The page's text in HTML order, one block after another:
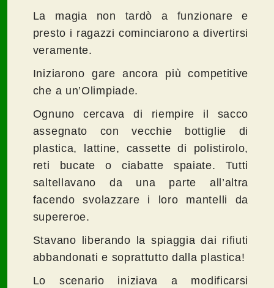
La magia non tardò a funzionare e
presto i ragazzi cominciarono a divertirsi
veramente.
Iniziarono gare ancora più competitive
che a un’Olimpiade.
Ognuno cercava di riempire il sacco
assegnato con vecchie bottiglie di
plastica, lattine, cassette di polistirolo,
reti bucate o ciabatte spaiate. Tutti
saltellavano da una parte all’altra
facendo svolazzare i loro mantelli da
supereroe.
Stavano liberando la spiaggia dai rifiuti
abbandonati e soprattutto dalla plastica!
Lo scenario iniziava a modificarsi